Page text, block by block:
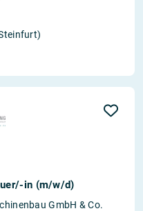
in (m/w/d)
GmbH & Co.